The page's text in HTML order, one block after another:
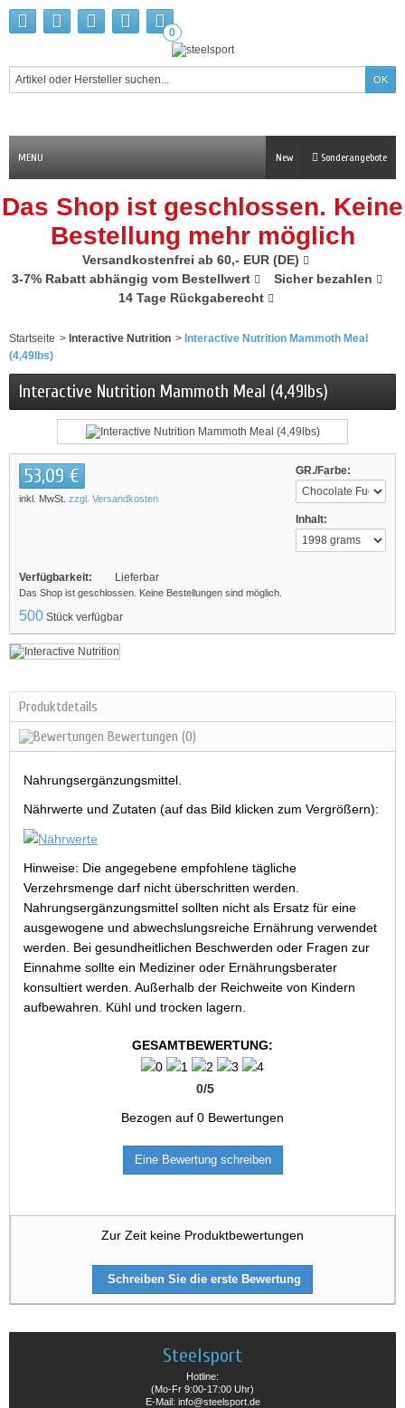
0
MENU Sonderangebote
New
Das Shop ist geschlossen. Keine
Bestellung mehr möglich
Versandkostenfrei ab 60,- EUR (DE)
3-7% Rabatt abhängig vom Bestellwert
Sicher bezahlen
14 Tage Rückgaberecht
Startseite > Interactive Nutrition > Interactive Nutrition Mammoth Meal
(4,49lbs)
Interactive Nutrition Mammoth Meal (4,49lbs)
GR./Farbe:
Inhalt:
53,09 €
inkl. MwSt. zzgl. Versandkosten
Verfügbarkeit: Lieferbar
Das Shop ist geschlossen. Keine Bestellungen sind möglich.
500 Stück verfügbar
Produktdetails
Bewertungen (0)
Nahrungsergänzungsmittel.
Nährwerte und Zutaten (auf das Bild klicken zum Vergrößern):
Hinweise: Die angegebene empfohlene tägliche
Verzehrsmenge darf nicht überschritten werden.
Nahrungsergänzungsmittel sollten nicht als Ersatz für eine
ausgewogene und abwechslungsreiche Ernährung verwendet
werden. Bei gesundheitlichen Beschwerden oder Fragen zur
Einnahme sollte ein Mediziner oder Ernährungsberater
konsultiert werden. Außerhalb der Reichweite von Kindern
aufbewahren. Kühl und trocken lagern.
GESAMTBEWERTUNG:
0/5
Bezogen auf 0 Bewertungen
Eine Bewertung schreiben
Zur Zeit keine Produktbewertungen
Schreiben Sie die erste Bewertung
Steelsport
Hotline:
(Mo-Fr 9:00-17:00 Uhr)
E-Mail: info@steelsport.de